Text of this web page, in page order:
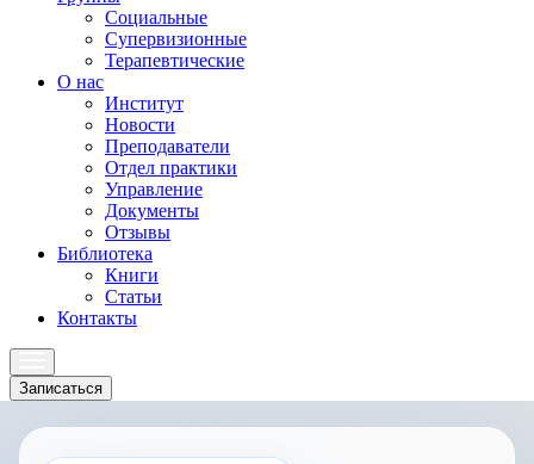
Социальные
Супервизионные
Терапевтические
О нас
Институт
Новости
Преподаватели
Отдел практики
Управление
Документы
Отзывы
Библиотека
Книги
Статьи
Контакты
Записаться